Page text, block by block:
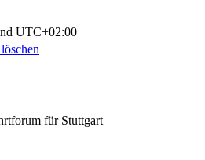
UTC+02:00
für Stuttgart